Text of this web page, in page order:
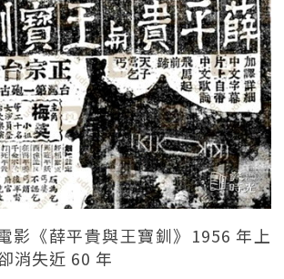
影《薛平貴與王寶釧》1956 年上
消失近 60 年